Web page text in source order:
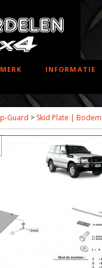
INFORMATIE
Guard > Skid Plate |